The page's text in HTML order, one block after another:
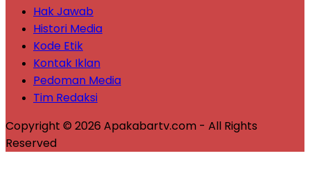
Hak Jawab
Histori Media
Kode Etik
Kontak Iklan
Pedoman Media
Tim Redaksi
Copyright © 2026 Apakabartv.com - All Rights
Reserved